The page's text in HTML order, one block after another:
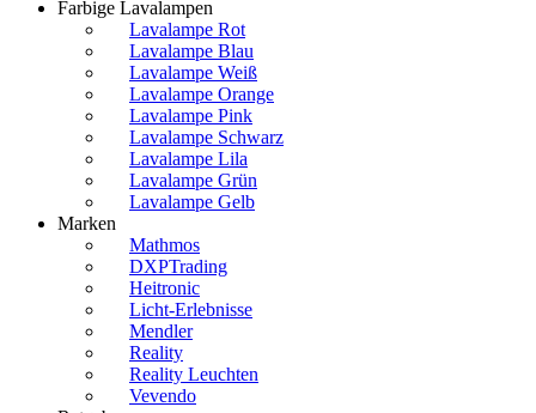
Farbige Lavalampen
Lavalampe Rot
Lavalampe Blau
Lavalampe Weiß
Lavalampe Orange
Lavalampe Pink
Lavalampe Schwarz
Lavalampe Lila
Lavalampe Grün
Lavalampe Gelb
Marken
Mathmos
DXPTrading
Heitronic
Licht-Erlebnisse
Mendler
Reality
Reality Leuchten
Vevendo